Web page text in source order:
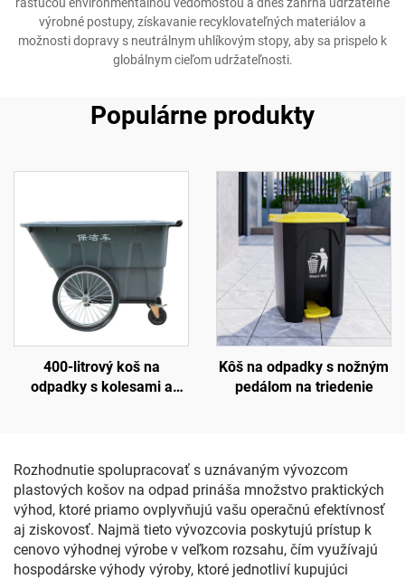
výrobné postupy, získavanie recyklovateľných materiálov a
možnosti dopravy s neutrálnym uhlíkovým stopy, aby sa prispelo k
globálnym cieľom udržateľnosti.
Populárne produkty
400-litrový koš na
odpadky s kolesami a
Kôš na odpadky s nožným
pedálom na triedenie
Rozhodnutie spolupracovať s uznávaným vývozcom
plastových košov na odpad prináša množstvo praktických
výhod, ktoré priamo ovplyvňujú vašu operačnú efektívnosť
aj ziskovosť. Najmä tieto vývozcovia poskytujú prístup k
cenovo výhodnej výrobe v veľkom rozsahu, čím využívajú
hospodárske výhody výroby, ktoré jednotliví kupujúci